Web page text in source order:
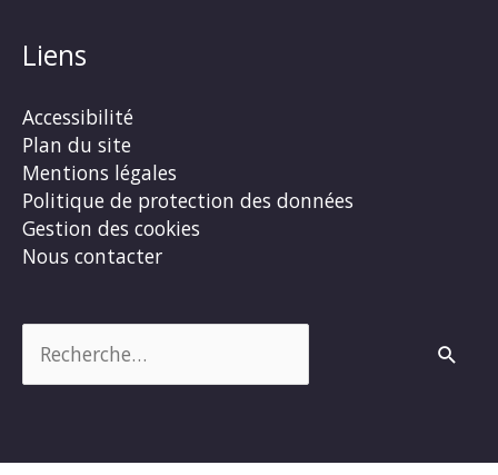
Liens
Accessibilité
Plan du site
Mentions légales
Politique de protection des données
Gestion des cookies
Nous contacter